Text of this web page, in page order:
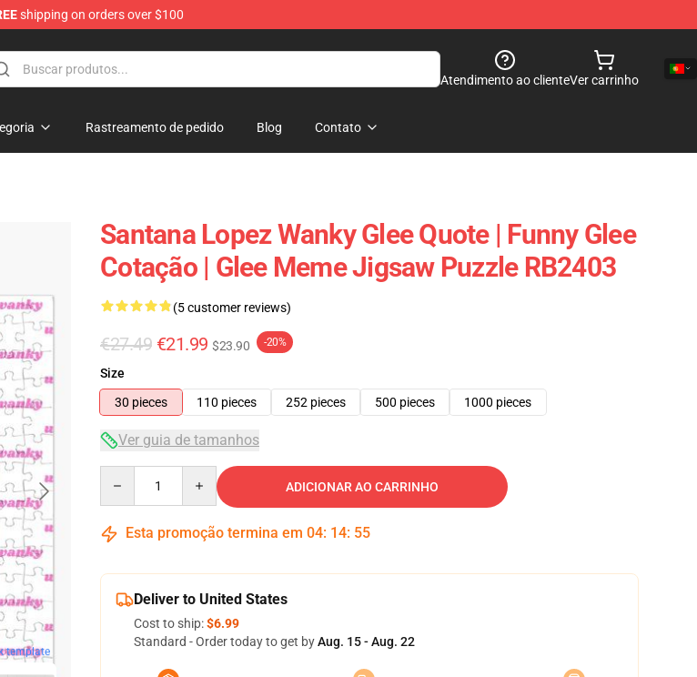
shipping on orders over $100
Atendimento ao clienteVer carrinho
Rastreamento de pedido Blog Contato
template
Santana Lopez Wanky Glee Quote | Funny Glee
Cotação | Glee Meme Jigsaw Puzzle RB2403
(5 customer reviews)
€27.49 €21.99 $23.90 -20%
Size
30 pieces
110 pieces 252 pieces 500 pieces 1000 pieces
Ver guia de tamanhos
ADICIONAR AO CARRINHO
Esta promoção termina em 04: 14: 54
Deliver to United States
Cost to ship:$6.99
Standard - Order today to get byAug. 15 - Aug. 22